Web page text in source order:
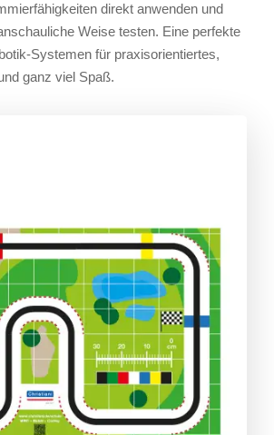
direkt anwenden und
Weise testen. Eine perfekte
Systemen für praxisorientiertes,
ganz viel Spaß.